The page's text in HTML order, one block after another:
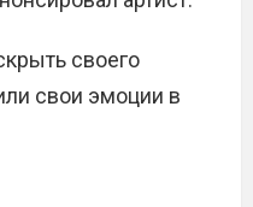
своего
свои эмоции в